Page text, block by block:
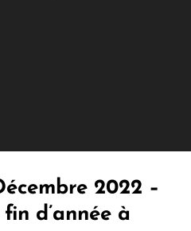
2022 –
d’année à